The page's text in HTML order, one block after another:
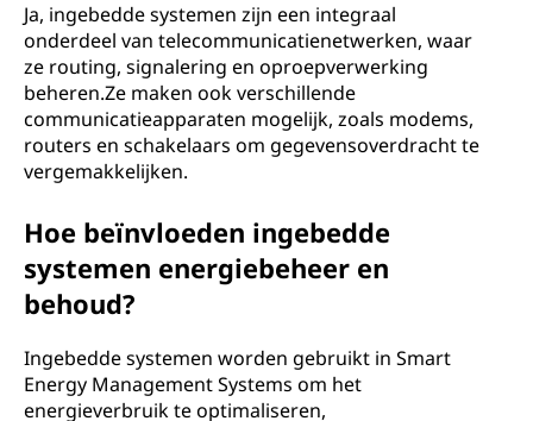
Ja, ingebedde systemen zijn een integraal
onderdeel van telecommunicatienetwerken, waar
ze routing, signalering en oproepverwerking
beheren.Ze maken ook verschillende
communicatieapparaten mogelijk, zoals modems,
routers en schakelaars om gegevensoverdracht te
vergemakkelijken.
Hoe beïnvloeden ingebedde
systemen energiebeheer en
behoud?
Ingebedde systemen worden gebruikt in Smart
Energy Management Systems om het
energieverbruik te optimaliseren,